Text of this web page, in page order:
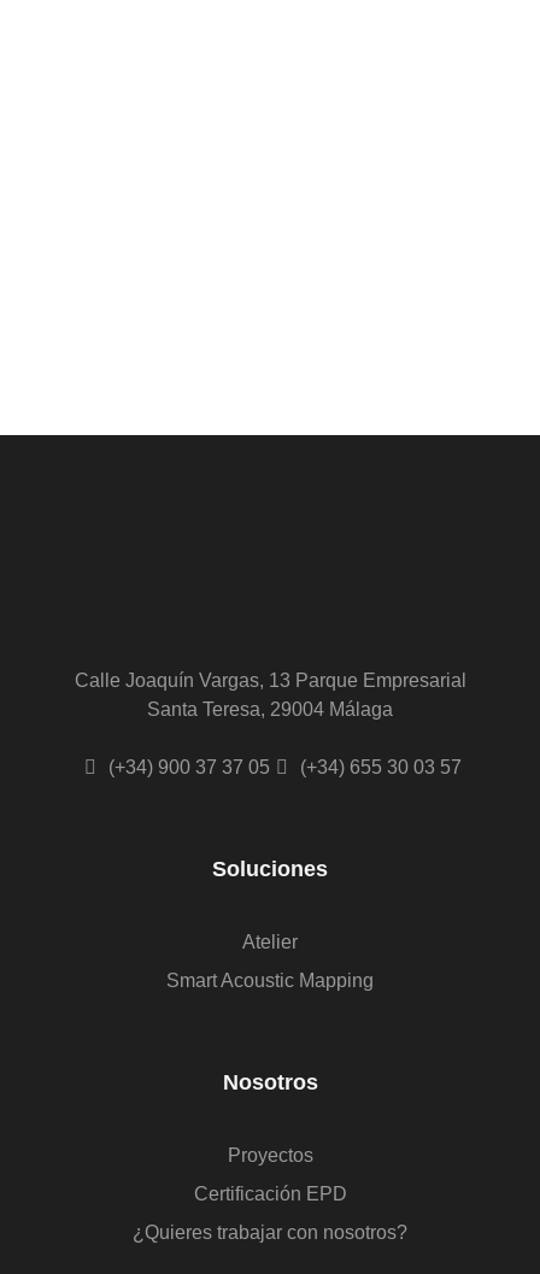
Calle Joaquín Vargas, 13 Parque Empresarial
Santa Teresa, 29004 Málaga
(+34) 900 37 37 05 (+34) 655 30 03 57
Soluciones
Atelier
Smart Acoustic Mapping
Nosotros
Proyectos
Certificación EPD
¿Quieres trabajar con nosotros?